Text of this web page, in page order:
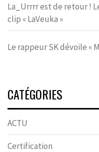
La_Urrrr est de retour !
clip « LaVeuka »
Le rappeur SK dévoile «
CATÉGORIES
ACTU
Certification